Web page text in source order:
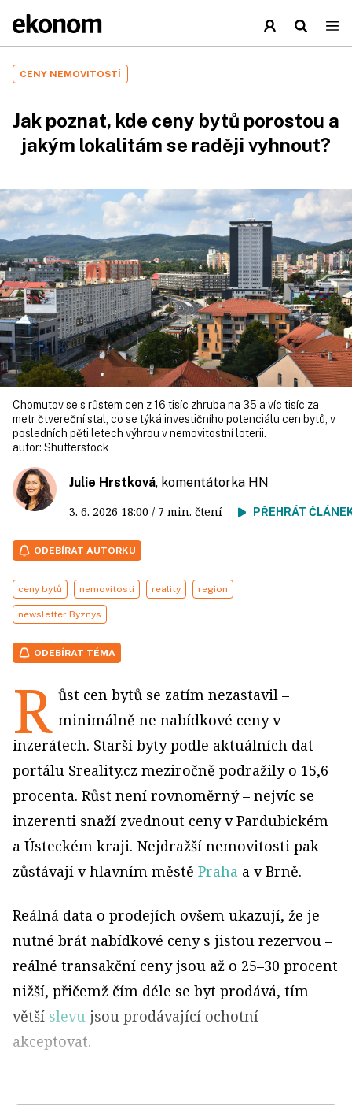
CENY NEMOVITOSTÍ
Jak poznat, kde ceny bytů porostou a
jakým lokalitám se raději vyhnout?
Chomutov se s růstem cen z 16 tisíc zhruba na 35 a víc tisíc za
metr čtvereční stal, co se týká investičního potenciálu cen bytů, v
posledních pěti letech výhrou v nemovitostní loterii.
autor: Shutterstock
Julie Hrstková, komentátorka HN
3. 6. 2026 18:00 / 7 min. čtení PŘEHRÁT
ODEBÍRAT AUTORKU
ceny bytů nemovitosti reality region
newsletter Byznys
ODEBÍRAT TÉMA
R ůst cen bytů se zatím nezastavil –
minimálně ne nabídkové ceny v
inzerátech. Starší byty podle aktuálních dat
portálu Sreality.cz meziročně podražily o 15,6
procenta. Růst není rovnoměrný – nejvíc se
inzerenti snaží zvednout ceny v Pardubickém
a Ústeckém kraji. Nejdražší nemovitosti pak
zůstávají v hlavním městě Praha a v Brně.
Reálná data o prodejích ovšem ukazují, že je
nutné brát nabídkové ceny s jistou rezervou –
reálné transakční ceny jsou až o 25–30 procent
nižší, přičemž čím déle se byt prodává, tím
větší slevu jsou prodávající ochotní
akceptovat.